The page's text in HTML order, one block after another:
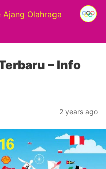
Olahraga
– Info
2 years ago